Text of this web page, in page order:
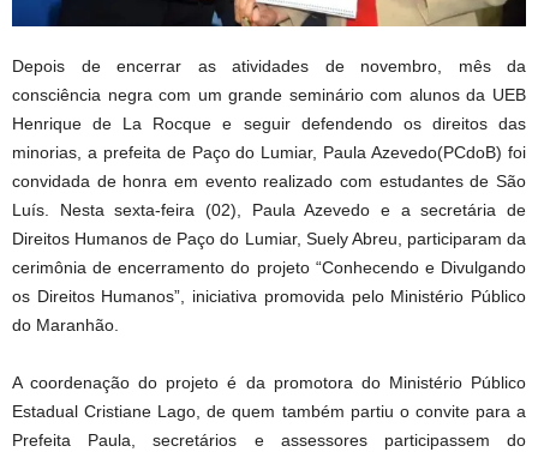
Depois de encerrar as atividades de novembro, mês da
consciência negra com um grande seminário com alunos da UEB
Henrique de La Rocque e seguir defendendo os direitos das
minorias, a prefeita de Paço do Lumiar, Paula Azevedo(PCdoB) foi
convidada de honra em evento realizado com estudantes de São
Luís. Nesta sexta-feira (02), Paula Azevedo e a secretária de
Direitos Humanos de Paço do Lumiar, Suely Abreu, participaram da
cerimônia de encerramento do projeto “Conhecendo e Divulgando
os Direitos Humanos”, iniciativa promovida pelo Ministério Público
do Maranhão.
A coordenação do projeto é da promotora do Ministério Público
Estadual Cristiane Lago, de quem também partiu o convite para a
Prefeita Paula, secretários e assessores participassem do